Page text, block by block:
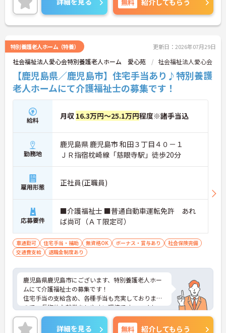
特別養護老人ホーム（特養） 更新日：2026年07月29日
社会福祉法人愛心会特別養護老人ホーム 愛心苑 社会福祉法人愛心会
【鹿児島県／鹿児島市】住宅手当あり♪特別養護
老人ホームにて介護福祉士の募集です！
給料 月収 16.3万円～25.1万円程度※諸手当込
勤務地
鹿児島県 鹿児島市 和田３丁目４０－１
ＪＲ指宿枕崎線「慈眼寺駅」徒歩20分
雇用形態 正社員(正職員)
応募要件
■介護福祉士 ■普通自動車運転免許 あれ
ば尚可（ＡＴ限定可）
車通勤可 住宅手当・補助 無資格OK ボーナス・賞与あり
社会保険完備
交通費支給
退職金制度あり
鹿児島県鹿児島市にございます、特別養護老人ホー
ムにて介護福祉士の募集です！
住宅手当の支給含め、各種手当も充実しております
ので、長期的な就業をしやすい環境です。マイカー
通勤OKなので、通勤も楽々ですよ◎
ご興味のある方は、マイナビ介護職までお問い合わ
詳細を見る 無料 紹介してもらう